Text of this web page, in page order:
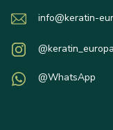
info@keratin-
@keratin_europa
@WhatsApp